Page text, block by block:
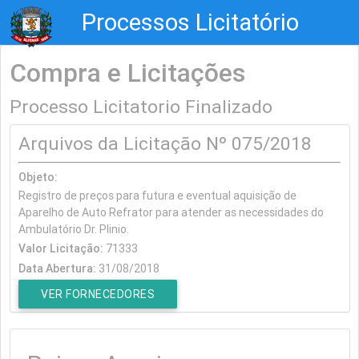
Processos Licitatório
Compra e Licitações
Processo Licitatorio Finalizado
Arquivos da Licitação Nº 075/2018
Objeto:
Registro de preços para futura e eventual aquisição de
Aparelho de Auto Refrator para atender as necessidades do
Ambulatório Dr. Plinio.
Valor Licitação: 71333
Data Abertura: 31/08/2018
VER FORNECEDORES